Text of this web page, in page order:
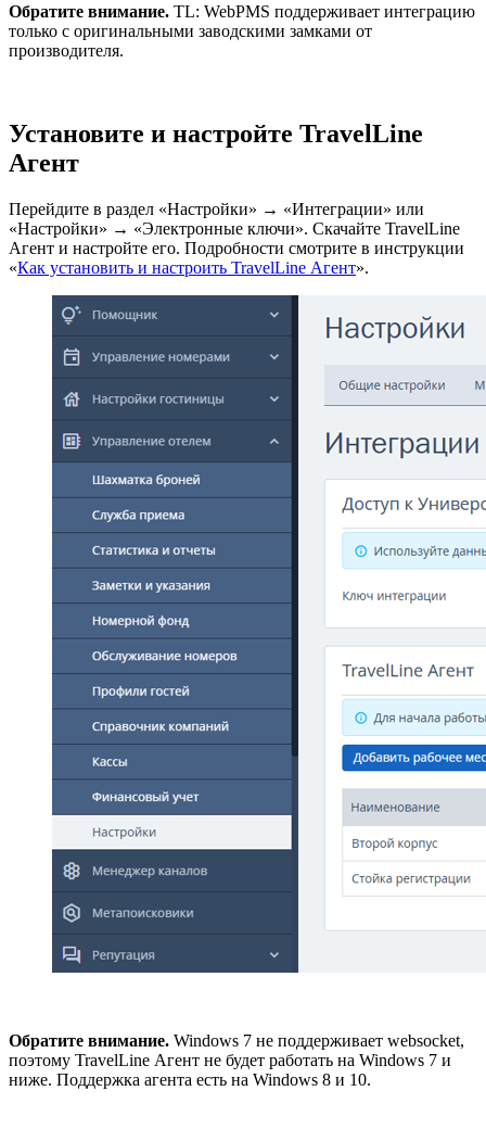
Обратите внимание. TL: WebPMS поддерживает интеграцию
только с оригинальными заводскими замками от
производителя.
Установите и настройте TravelLine
Агент
Перейдите в раздел «Настройки» → «Интеграции» или
«Настройки» → «Электронные ключи». Скачайте TravelLine
Агент и настройте его. Подробности смотрите в инструкции
«Как установить и настроить TravelLine Агент».
Обратите внимание. Windows 7 не поддерживает websocket,
поэтому TravelLine Агент не будет работать на Windows 7 и
ниже. Поддержка агента есть на Windows 8 и 10.